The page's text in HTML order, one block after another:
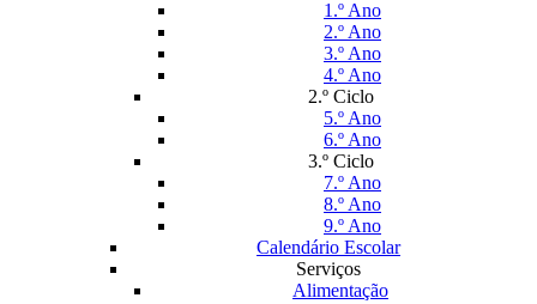
1.º Ano
2.º Ano
3.º Ano
4.º Ano
2.º Ciclo
5.º Ano
6.º Ano
3.º Ciclo
7.º Ano
8.º Ano
9.º Ano
Calendário Escolar
Serviços
Alimentação